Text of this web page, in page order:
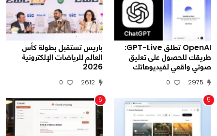
OpenAI تطلق GPT-Live:
طريقك للحصول على تعليق
صوتي واقعي لفيديوهاتك
2975
0
باريس تستقبل بطولة كأس
العالم للرياضات الإلكترونية
2026
2612
0
5
6